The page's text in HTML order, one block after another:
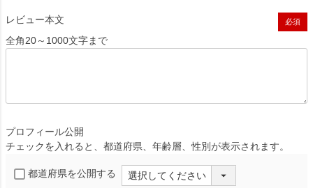
レビュー本文
全角20～1000文字まで
プロフィール公開
チェックを入れると、都道府県、年齢層、性別が表示されます。
都道府県を公開する